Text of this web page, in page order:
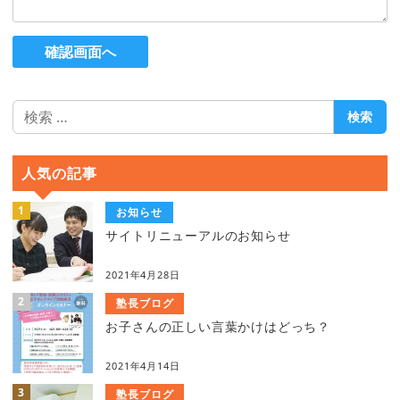
確認画面へ
検
索
検索
人気の記事
お知らせ
サイトリニューアルのお知らせ
2021年4月28日
塾長ブログ
お子さんの正しい言葉かけはどっち？
2021年4月14日
塾長ブログ